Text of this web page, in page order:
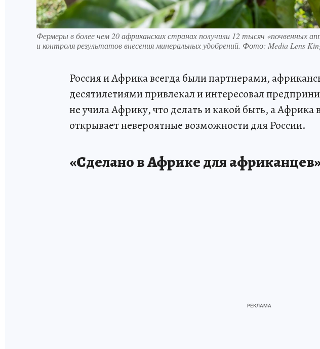
Фермеры в более чем 20 африканских странах получили 12 тысяч «почвенных
и контроля результатов внесения минеральных удобрений. Фото: Media Lens
Россия и Африка всегда были партнерами,
десятилетиями привлекал и интересовал
не учила Африку, что делать и какой быть, а Африка
открывает невероятные возможности для России.
«Сделано в Африке для